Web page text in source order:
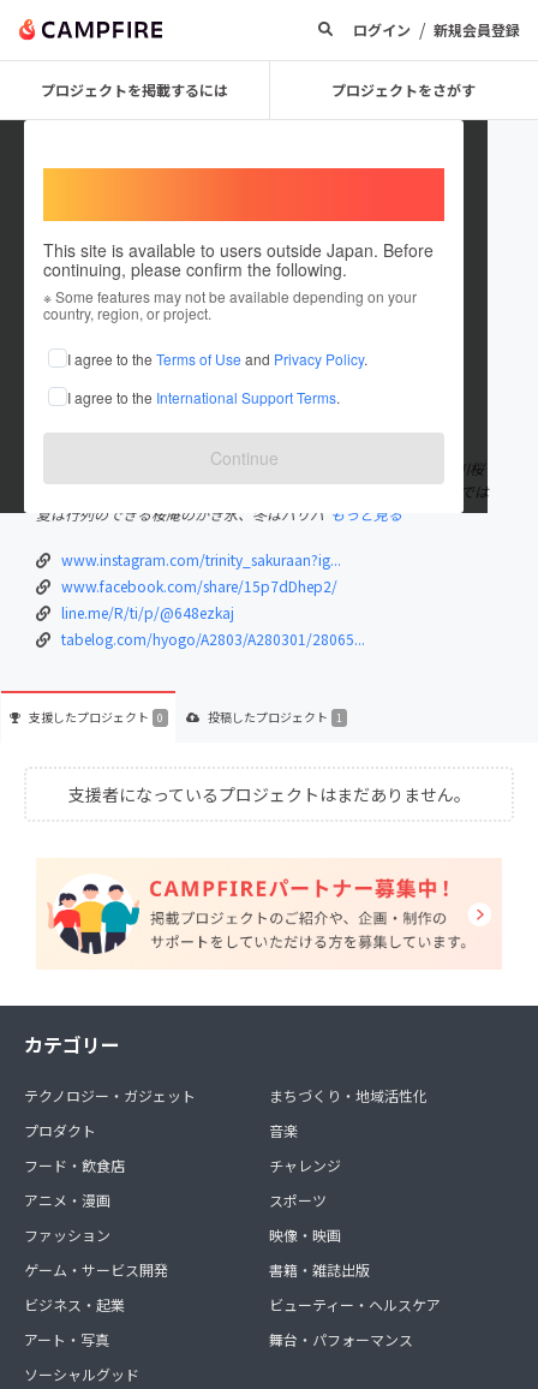
ログイン / 新規会員登録
プロジェクトを掲載するには プロジェクトをさがす
This site is available to users outside Japan. Before
continuing, please confirm the following.
※ Some features may not be available depending on your
country, region, or project.
I agree to the Terms of Use and Privacy Policy.
I agree to the International Support Terms.
Continue
syukugawatrinity
これまでに1件のプロジェクトを投稿しています
在住国：日本 現在地：兵庫県
出身国：日本 出身地：兵庫県
兵庫県西宮市寿町で 【究極のハンバーグと窯焼きピザtrinity＆夙川桜
庵】 というお店を経営しております。 ハンバーグやピッツァ以外では
夏は行列のできる桜庵のかき氷、冬はパリパ もっと見る
www.instagram.com/trinity_sakuraan?ig...
www.facebook.com/share/15p7dDhep2/
line.me/R/ti/p/@648ezkaj
tabelog.com/hyogo/A2803/A280301/28065...
支援したプロジェクト 0 投稿したプロジェクト 1
支援者になっているプロジェクトはまだありません。
カテゴリー
テクノロジー・ガジェット
プロダクト
フード・飲食店
アニメ・漫画
ファッション
ゲーム・サービス開発
ビジネス・起業
アート・写真
ソーシャルグッド
まちづくり・地域活性化
音楽
チャレンジ
スポーツ
映像・映画
書籍・雑誌出版
ビューティー・ヘルスケア
舞台・パフォーマンス